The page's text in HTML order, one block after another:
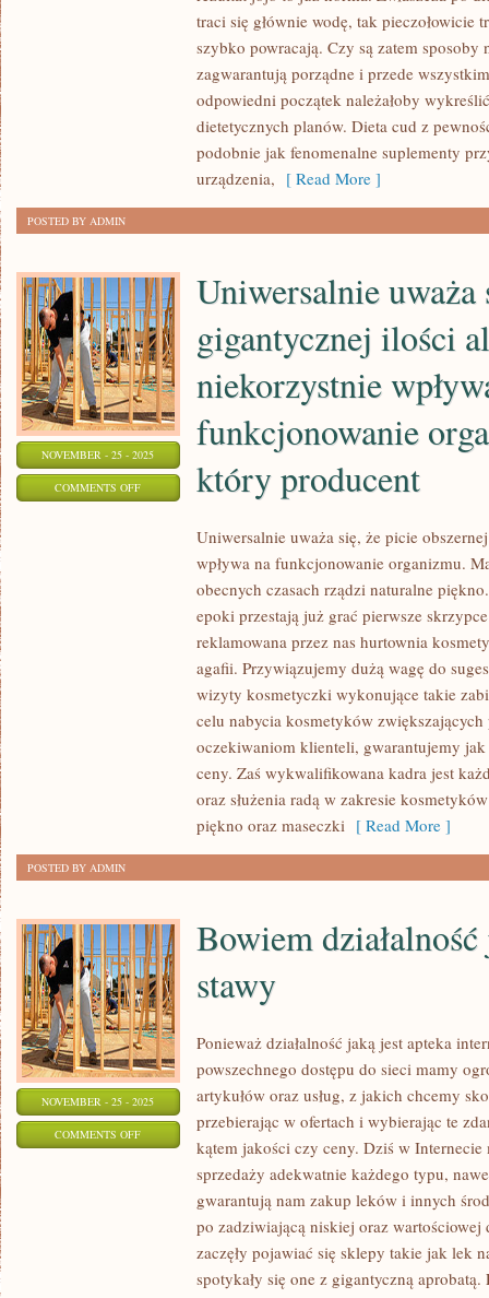
KŁOPOTLIWE
NOTORYCZNYCH
ORAZ
traci się głównie wodę, tak pieczołowicie
szybko powracają. Czy są zatem sposoby
zagwarantują porządne i przede
odpowiedni początek należałoby
dietetycznych planów. Dieta cud z
podobnie jak fenomenalne suplementy
urządzenia, [ Read More ]
POSTED BY ADMIN
NOVEMBER - 25 - 2025
COMMENTS OFFON
GIGANTYCZNEJ
PRODUCENT
Uniwersalnie uważa
gigantycznej ilości
niekorzystnie
funkcjonowanie
który producent
Uniwersalnie uważa się, że picie
wpływa na funkcjonowanie organizmu.
obecnych czasach rządzi naturalne
epoki przestają już grać pierwsze
reklamowana przez nas hurtownia
agafii. Przywiązujemy dużą wagę do
wizyty kosmetyczki wykonujące takie
celu nabycia kosmetyków
oczekiwaniom klienteli, gwarantujemy
ceny. Zaś wykwalifikowana kadra jest
oraz służenia radą w zakresie
piękno oraz maseczki [ Read More ]
POSTED BY ADMIN
NOVEMBER - 25 - 2025
COMMENTS OFFON
DZIAŁALNOŚĆ
Bowiem
stawy
Ponieważ działalność jaką jest apteka
powszechnego dostępu do sieci mamy
artykułów oraz usług, z jakich chcemy
przebierając w ofertach i wybierając te
kątem jakości czy ceny. Dziś w
sprzedaży adekwatnie każdego typu,
gwarantują nam zakup leków i innych
po zadziwiającą niskiej oraz
zaczęły pojawiać się sklepy takie jak lek
spotykały się one z gigantyczną